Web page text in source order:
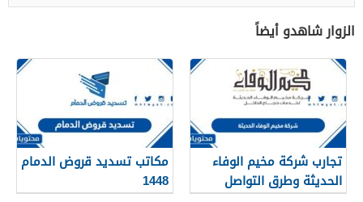
الزوار شاهدو أيضاً
تجارب شركة مخيم الوفاء
الحديثة وطرق التواصل
مكاتب تسديد قروض الدمام
1448